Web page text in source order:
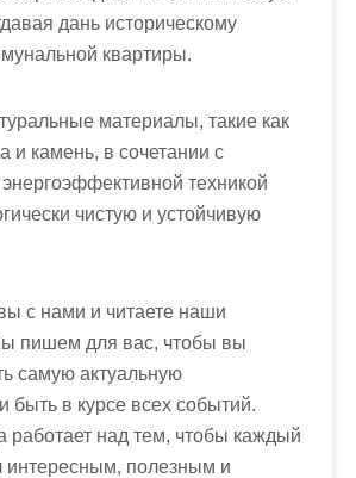
дань историческому
квартиры.
материалы, такие как
и камень, в сочетании с
техникой
чистую и устойчивую
с нами и читаете наши
пишем для вас, чтобы вы
самую актуальную
в курсе всех событий.
работает над тем, чтобы каждый
интересным, полезным и